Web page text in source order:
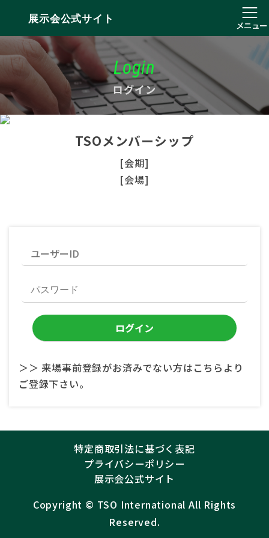
展示会公式サイト
メニュー
Login
ログイン
TSOメンバーシップ
[会期]
[会場]
＞＞ 来場事前登録がお済みでない方はこちらより
ご登録下さい。
特定商取引法に基づく表記
プライバシーポリシー
展示会公式サイト
Copyright ©︎ TSO International All Rights
Reserved.